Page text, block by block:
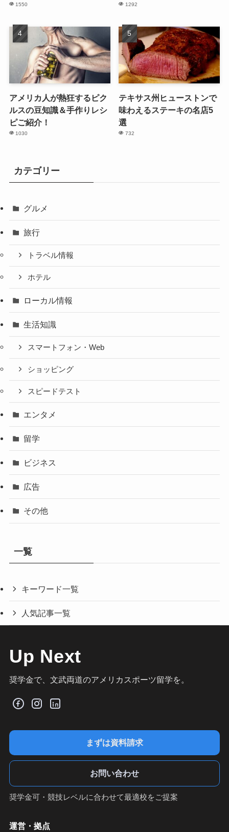
1550 1292
アメリカ人が熱狂するピク
ルスの豆知識＆手作りレシ
ピご紹介！
1030
テキサス州ヒューストンで
味わえるステーキの名店5
選
732
カテゴリー
グルメ
旅行
トラベル情報
ホテル
ローカル情報
生活知識
スマートフォン・Web
ショッピング
スピードテスト
エンタメ
留学
ビジネス
広告
その他
一覧
キーワード一覧
人気記事一覧
Up Next
奨学金で、文武両道のアメリカスポーツ留学を。
まずは資料請求
お問い合わせ
奨学金可・競技レベルに合わせて最適校をご提案
運営・拠点